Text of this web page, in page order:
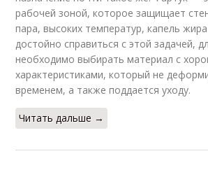
рабочей зоной, которое защищает
пара, высоких температур, капель
достойно справиться с этой задачей,
необходимо выбирать материал с
характеристиками, который не
временем, а также поддается уходу.
Читать дальше →